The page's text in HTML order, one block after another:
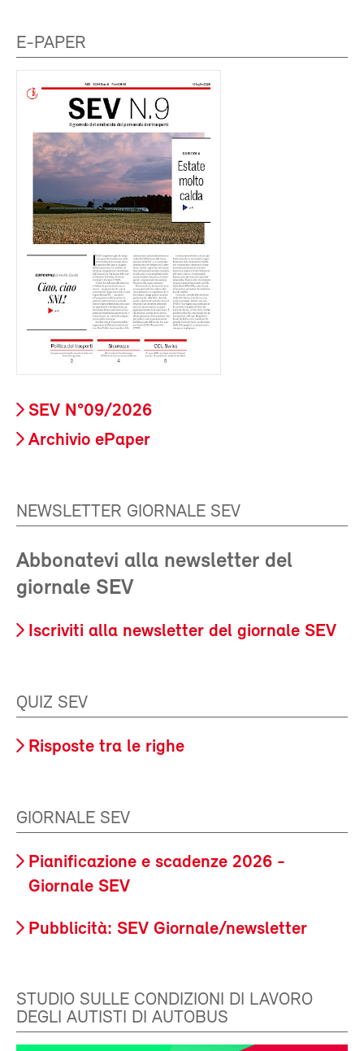
E-PAPER
SEV N°09/2026
Archivio ePaper
NEWSLETTER GIORNALE SEV
Abbonatevi alla newsletter del
giornale SEV
Iscriviti alla newsletter del giornale SEV
QUIZ SEV
Risposte tra le righe
GIORNALE SEV
Pianificazione e scadenze 2026 -
Giornale SEV
Pubblicità: SEV Giornale/newsletter
STUDIO SULLE CONDIZIONI DI LAVORO
DEGLI AUTISTI DI AUTOBUS